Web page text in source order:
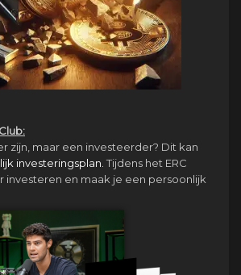
zijn, maar een investeerder? Dit kan
investeringsplan. Tijdens het ERC
investeren en maak je een persoonlijk